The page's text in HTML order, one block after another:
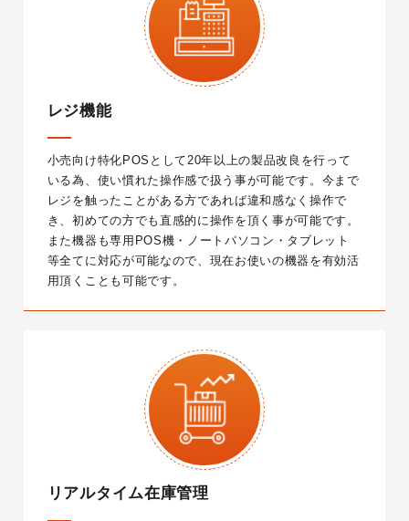
レジ機能
小売向け特化POSとして20年以上の製品改良を行って
いる為、使い慣れた操作感で扱う事が可能です。今まで
レジを触ったことがある方であれば違和感なく操作で
き、初めての方でも直感的に操作を頂く事が可能です。
また機器も専用POS機・ノートパソコン・タブレット
等全てに対応が可能なので、現在お使いの機器を有効活
用頂くことも可能です。
リアルタイム在庫管理